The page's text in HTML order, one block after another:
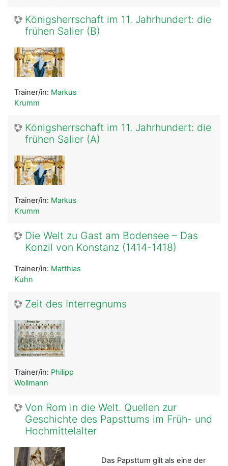
Königsherrschaft im 11. Jahrhundert: die
frühen Salier (B)
Trainer/in: Markus
Krumm
Königsherrschaft im 11. Jahrhundert: die
frühen Salier (A)
Trainer/in: Markus
Krumm
Die Welt zu Gast am Bodensee – Das
Konzil von Konstanz (1414-1418)
Trainer/in: Matthias
Kuhn
Zeit des Interregnums
Trainer/in: Philipp
Wollmann
Von Rom in die Welt. Quellen zur
Geschichte des Papsttums im Früh- und
Hochmittelalter
Das Papsttum gilt als eine der